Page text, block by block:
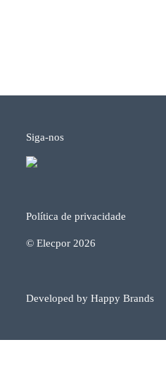
Siga-nos
Política de privacidade
© Elecpor 2026
Developed by Happy Brands